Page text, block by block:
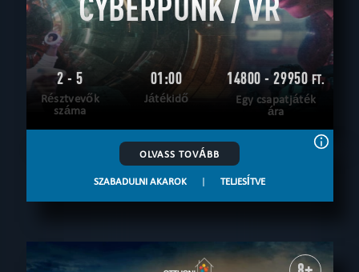
2 - 5
Résztvevők
száma
01:00
Játékidő
14800 - 29950FT.
Egy csapatjáték
ára
OLVASS TOVÁBB
SZABADULNI AKAROK | TELJESÍTVE